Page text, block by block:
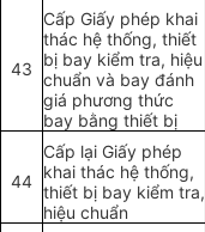
43
Cấp Giấy phép khai
thác hệ thống, thiết
bị bay kiểm tra, hiệu
chuẩn và bay đánh
giá phương thức
bay bằng thiết bị
44
Cấp lại Giấy phép
khai thác hệ thống,
thiết bị bay kiểm tra,
hiệu chuẩn